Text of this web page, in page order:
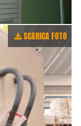
SCARICA FOTO